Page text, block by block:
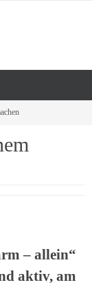
– allein“
aktiv, am